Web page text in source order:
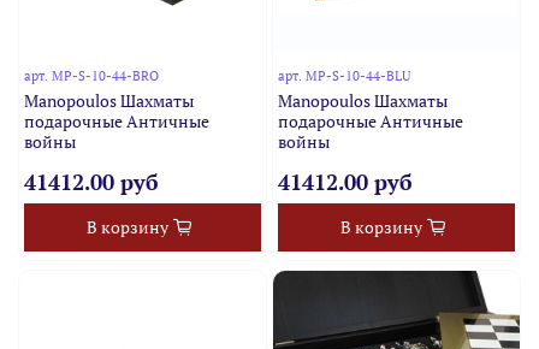
арт.MP-S-10-44-BRO
Manopoulos Шахматы
подарочные Античные
войны
41412.00 руб
В корзину
арт. MP-S-10-44-BLU
Manopoulos Шахматы
подарочные Античные
войны
41412.00 руб
В корзину